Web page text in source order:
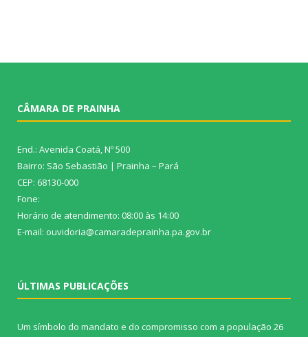
CÂMARA DE PRAINHA
End.: Avenida Coatá, Nº 500
Bairro: São Sebastião | Prainha – Pará
CEP: 68130-000
Fone:
Horário de atendimento: 08:00 às 14:00
E-mail: ouvidoria@camaradeprainha.pa.gov.br
ÚLTIMAS PUBLICAÇÕES
Um símbolo do mandato e do compromisso com a população 26